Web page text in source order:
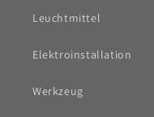
Leuchtmittel
Elektroinstallation
Werkzeug